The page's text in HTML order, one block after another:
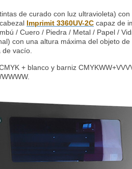
de curado con luz ultravioleta)
Imprimit 3360UV-2C capaz de
/ Cuero / Piedra / Metal / Papel /
con una altura máxima del objeto
vacío.
+ blanco y barniz